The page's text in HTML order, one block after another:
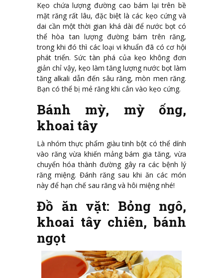
Kẹo chứa lượng đường cao bám lại trên bề
mặt răng rất lâu, đặc biệt là các kẹo cứng và
dai cần một thời gian khá dài để nước bọt có
thể hòa tan lượng đường bám trên răng,
trong khi đó thì các loại vi khuẩn đã có cơ hội
phát triển. Sức tàn phá của kẹo không đơn
giản chỉ vậy, kẹo làm tăng lượng nước bọt làm
tăng alkali dẫn đến sâu răng, mòn men răng.
Bạn có thể bị mẻ răng khi cắn vào kẹo cứng.
Bánh mỳ, mỳ ống,
khoai tây
Là nhóm thực phẩm giàu tinh bột có thể dính
vào răng vừa khiến mảng bám gia tăng, vừa
chuyển hóa thành đường gây ra các bệnh lý
răng miệng. Đánh răng sau khi ăn các món
này để hạn chế sau răng và hôi miệng nhé!
Đồ ăn vặt: Bỏng ngô,
khoai tây chiên, bánh
ngọt